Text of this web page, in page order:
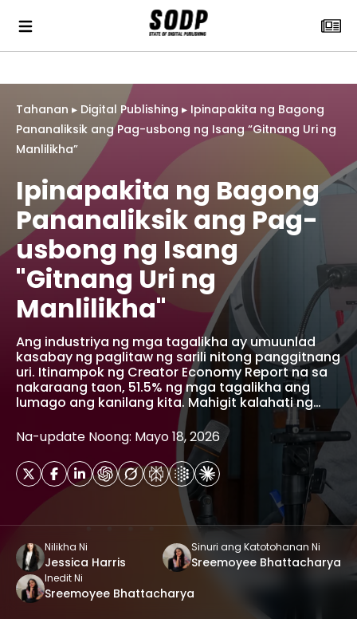
Tahanan ▸ Digital Publishing ▸ Ipinapakita ng Bagong
Pananaliksik ang Pag-usbong ng Isang “Gitnang Uri ng
Manlilikha”
Ipinapakita ng Bagong
Pananaliksik ang Pag-
usbong ng Isang
"Gitnang Uri ng
Manlilikha"
Ang industriya ng mga tagalikha ay umuunlad
kasabay ng paglitaw ng sarili nitong panggitnang
uri. Itinampok ng Creator Economy Report na sa
nakaraang taon, 51.5% ng mga tagalikha ang
lumago ang kanilang kita. Mahigit kalahati ng…
Na-update Noong: Mayo 18, 2026
Nilikha Ni
Jessica Harris
Sinuri ang Katotohanan Ni
Sreemoyee Bhattacharya
Inedit Ni
Sreemoyee Bhattacharya